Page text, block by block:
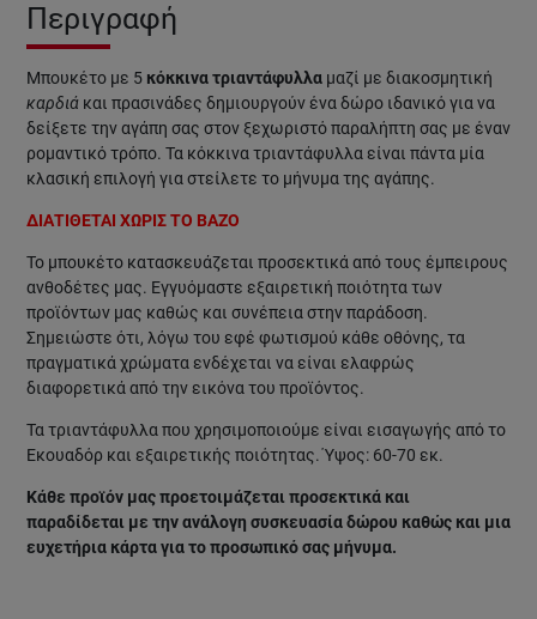
Περιγραφή
Μπουκέτο με 5 κόκκινα τριαντάφυλλα μαζί με διακοσμητική
καρδιά και πρασινάδες δημιουργούν ένα δώρο ιδανικό για να
δείξετε την αγάπη σας στον ξεχωριστό παραλήπτη σας με έναν
ρομαντικό τρόπο. Τα κόκκινα τριαντάφυλλα είναι πάντα μία
κλασική επιλογή για στείλετε το μήνυμα της αγάπης.
ΔΙΑΤΙΘΕΤΑΙ ΧΩΡΙΣ ΤΟ ΒΑΖΟ
Το μπουκέτο κατασκευάζεται προσεκτικά από τους έμπειρους
ανθοδέτες μας. Εγγυόμαστε εξαιρετική ποιότητα των
προϊόντων μας καθώς και συνέπεια στην παράδοση.
Σημειώστε ότι, λόγω του εφέ φωτισμού κάθε οθόνης, τα
πραγματικά χρώματα ενδέχεται να είναι ελαφρώς
διαφορετικά από την εικόνα του προϊόντος.
Τα τριαντάφυλλα που χρησιμοποιούμε είναι εισαγωγής από το
Εκουαδόρ και εξαιρετικής ποιότητας. Ύψος: 60-70 εκ.
Κάθε προϊόν μας προετοιμάζεται προσεκτικά και
παραδίδεται με την ανάλογη συσκευασία δώρου καθώς και μια
ευχετήρια κάρτα για το προσωπικό σας μήνυμα.